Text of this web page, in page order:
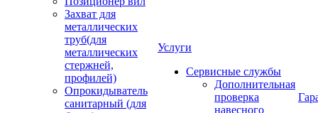
Захват для
металлических
труб(для
металлических
стержней,
профилей)
Опрокидыватель
санитарный (для
Услуги
Сервисные службы
Дополнительная
проверка
навесного